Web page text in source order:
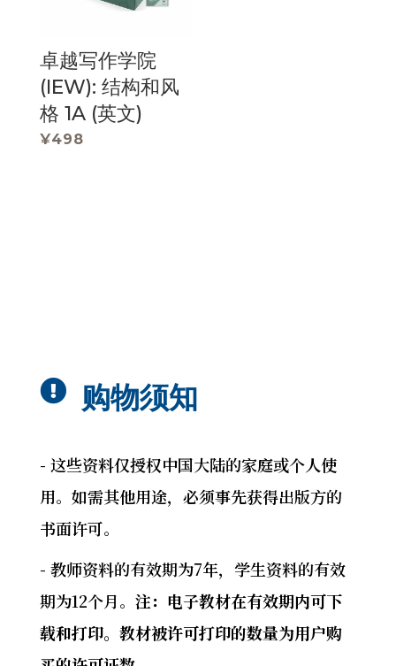
卓越写作学院
(IEW): 结构和风
格 1A (英文)
¥498
 购物须知
- 这些资料仅授权中国大陆的家庭或个人使
用。如需其他用途，必须事先获得出版方的
书面许可。
- 教师资料的有效期为7年，学生资料的有效
期为12个月。 注：电子教材在有效期内可下
载和打印。教材被许可打印的数量为用户购